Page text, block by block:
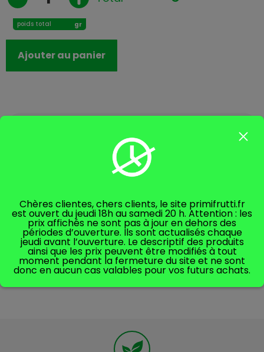
poids total gr
Ajouter au panier
Lupins cuits dans l’eau et le sel 540 Gr – « O Sol e Napule
» Source de fibres et de protéines Emballage en verre de
540 Gr.
Chères clientes, chers clients, le site primifrutti.fr
est ouvert du jeudi 18h au samedi 20 h. Attention : les
prix affichés ne sont pas à jour en dehors des
périodes d’ouverture. Ils sont actualisés chaque
jeudi avant l’ouverture. Le descriptif des produits
ainsi que les prix peuvent être modifiés à tout
moment pendant la fermeture du site et ne sont
donc en aucun cas valables pour vos futurs achats.